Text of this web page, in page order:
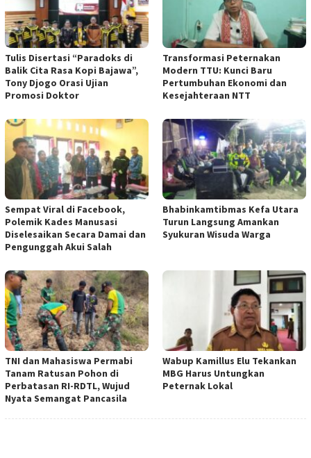
Tulis Disertasi “Paradoks di
Balik Cita Rasa Kopi Bajawa”,
Tony Djogo Orasi Ujian
Promosi Doktor
Transformasi Peternakan
Modern TTU: Kunci Baru
Pertumbuhan Ekonomi dan
Kesejahteraan NTT
Sempat Viral di Facebook,
Polemik Kades Manusasi
Diselesaikan Secara Damai dan
Pengunggah Akui Salah
Bhabinkamtibmas Kefa Utara
Turun Langsung Amankan
Syukuran Wisuda Warga
TNI dan Mahasiswa Permabi
Tanam Ratusan Pohon di
Perbatasan RI-RDTL, Wujud
Nyata Semangat Pancasila
Wabup Kamillus Elu Tekankan
MBG Harus Untungkan
Peternak Lokal